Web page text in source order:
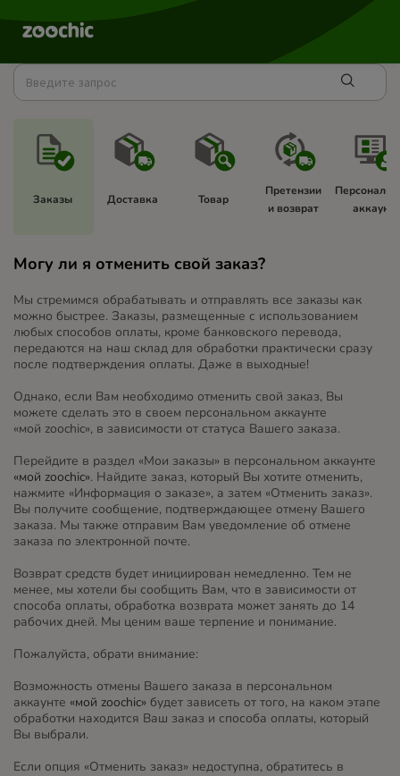
Заказы Доставка Товар
Претензии
и возврат
аккаунт
Могу ли я отменить свой заказ?
Мы стремимся обрабатывать и отправлять все заказы как
можно быстрее. Заказы, размещенные с использованием
любых способов оплаты, кроме банковского перевода,
передаются на наш склад для обработки практически сразу
после подтверждения оплаты. Даже в выходные!
Однако, если Вам необходимо отменить свой заказ, Вы
можете сделать это в своем персональном аккаунте
«мой zoochic», в зависимости от статуса Вашего заказа.
Перейдите в раздел «Мои заказы» в персональном аккаунте
«мой zoochic». Найдите заказ, который Вы хотите отменить,
нажмите «Информация о заказе», а затем «Отменить заказ».
Вы получите сообщение, подтверждающее отмену Вашего
заказа. Мы также отправим Вам уведомление об отмене
заказа по электронной почте.
Возврат средств будет инициирован немедленно. Тем не
менее, мы хотели бы сообщить Вам, что в зависимости от
способа оплаты, обработка возврата может занять до 14
рабочих дней. Мы ценим ваше терпение и понимание.
Пожалуйста, обрати внимание:
Возможность отмены Вашего заказа в персональном
аккаунте «мой zoochic» будет зависеть от того, на каком этапе
обработки находится Ваш заказ и способа оплаты, который
Вы выбрали.
Если опция «Отменить заказ» недоступна, обратитесь в